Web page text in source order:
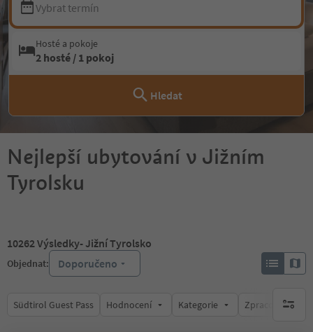
Vybrat termín
Hosté a pokoje
2 hosté / 1 pokoj
Hledat
Nejlepší ubytování v Jižním
Tyrolsku
10262Výsledky- Jižní Tyrolsko
Objednat: Doporučeno
Südtirol Guest Pass Hodnocení Kategorie Zpracovávábrak